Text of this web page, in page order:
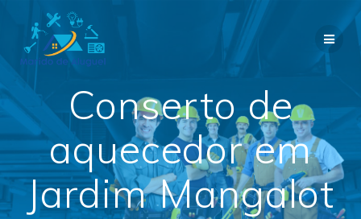
Conserto de
aquecedor em
Jardim Mangalot